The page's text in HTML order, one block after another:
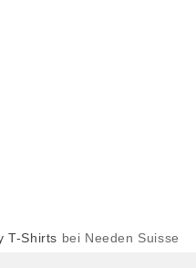
T-Shirts bei Needen Suisse